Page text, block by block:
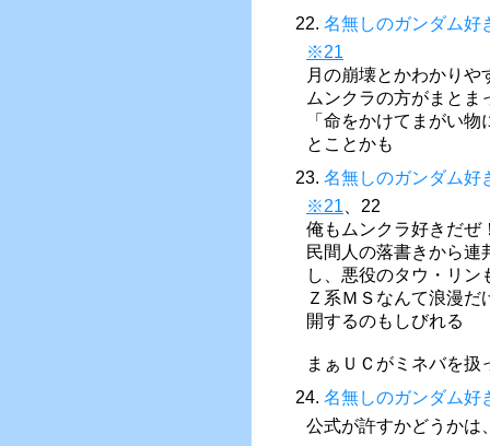
22. 名無しのガンダム好
※21
月の崩壊とかわかりや
ムンクラの方がまとま
「命をかけてまがい
とことかも
23. 名無しのガンダム好
※21 、22
俺もムンクラ好きだぜ
民間人の落書きから連
し、悪役のタウ・リン
Ｚ系ＭＳなんて浪漫
開するのもしびれる
まぁＵＣがミネバを
24. 名無しのガンダム好
公式が許すかどうかは